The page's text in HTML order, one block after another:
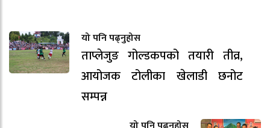
यो पनि पढ्नुहोस
ताप्लेजुङ गोल्डकपको तयारी तीव्र,
आयोजक टोलीका खेलाडी छनोट
सम्पन्न